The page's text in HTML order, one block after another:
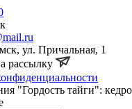
ул. Причальная, 1
рассылку
"Гордость тайги":